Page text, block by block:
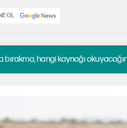
OL
hangi kaynağı